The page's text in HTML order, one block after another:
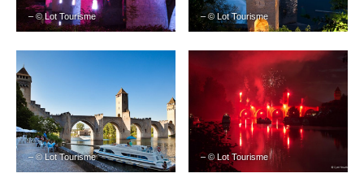
– © Lot Tourisme – © Lot Tourisme
– © Lot Tourisme – © Lot Tourisme